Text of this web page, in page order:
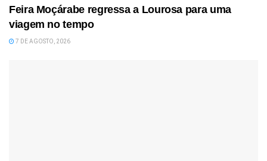
Feira Moçárabe regressa a Lourosa para uma
viagem no tempo
7 DE AGOSTO, 2026